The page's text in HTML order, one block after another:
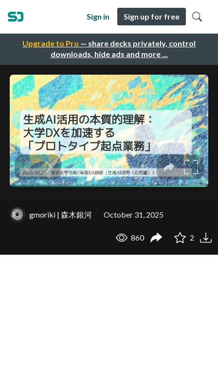
Upgrade to Pro — share decks privately, control
downloads, hide ads and more …
Sign in Sign up for free
gmoriki | 森木銀河 October 31, 2025
860 2